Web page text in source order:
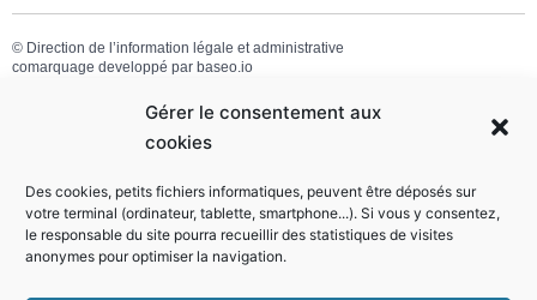
Gérer le consentement aux
cookies
Des cookies, petits fichiers informatiques, peuvent être déposés sur
votre terminal (ordinateur, tablette, smartphone...). Si vous y consentez,
le responsable du site pourra recueillir des statistiques de visites
anonymes pour optimiser la navigation.
© Direction de l’information légale et administrative
comarquage developpé par baseo.io